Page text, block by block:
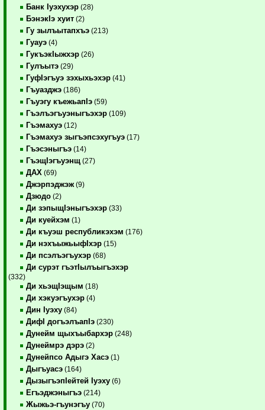
Банк Iуэхухэр (28)
БэнэкIэ хуит (2)
Гу зылъытапхъэ (213)
Гуауэ (4)
ГукъэкIыжхэр (26)
Гулъытэ (29)
ГуфIэгъуэ зэхыхьэхэр (41)
Гъуазджэ (186)
Гъуэгу къежьапIэ (59)
Гъэлъэгъуэныгъэхэр (109)
Гъэмахуэ (12)
Гъэмахуэ зыгъэпсэхугъуэ (17)
Гъэсэныгъэ (14)
ГъэщIэгъуэнщ (27)
ДАХ (69)
Джэрпэджэж (9)
Дзюдо (2)
Ди зэпыщIэныгъэхэр (33)
Ди куейхэм (1)
Ди къуэш республикэхэм (176)
Ди нэхъыжьыфIхэр (15)
Ди псэлъэгъухэр (68)
Ди сурэт гъэтIылъыгъэхэр
(332)
Ди хьэщIэщым (18)
Ди хэкуэгъухэр (4)
Дин Iуэху (84)
ДифI догъэлъапIэ (230)
Дунейм щыхъыбархэр (248)
Дунеймрэ дэрэ (2)
Дунейпсо Адыгэ Хасэ (1)
Дыгъуасэ (164)
ДызыгъэпIейтей Iуэху (6)
Егъэджэныгъэ (214)
Жыжьэ-гъунэгъу (70)